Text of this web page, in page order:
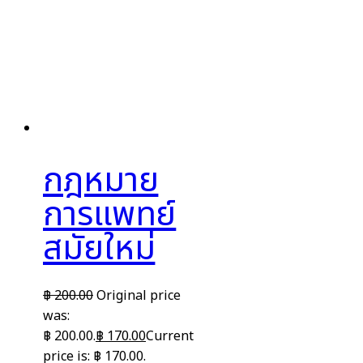
กฎหมาย
การแพทย์
สมัยใหม่
฿200.00Original price
was:
฿ 200.00.฿ 170.00Current
price is: ฿ 170.00.